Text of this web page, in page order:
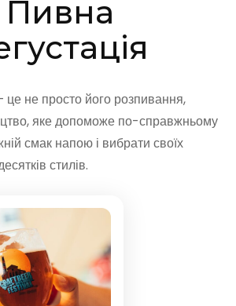
Пивна
це не просто його розпивання,
яке допоможе по-справжньому
смак напою і вибрати своїх
стилів.